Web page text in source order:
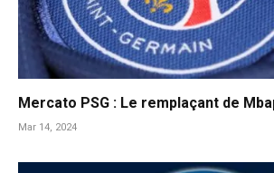
Mercato PSG : Le remplaçant de
Mar 14, 2024